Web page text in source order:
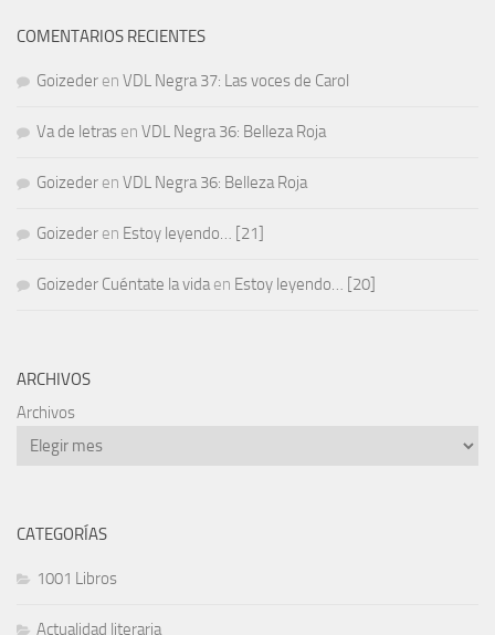
COMENTARIOS RECIENTES
Goizeder en VDL Negra 37: Las voces de Carol
Va de letras en VDL Negra 36: Belleza Roja
Goizeder en VDL Negra 36: Belleza Roja
Goizeder en Estoy leyendo… [21]
Goizeder Cuéntate la vidaen Estoy leyendo… [20]
ARCHIVOS
Archivos
CATEGORÍAS
1001 Libros
Actualidad literaria